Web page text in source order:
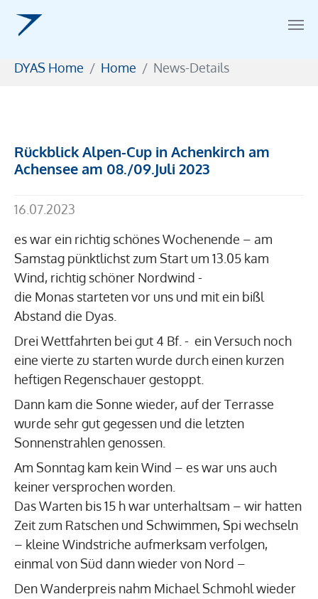
DYAS Home Home News-Details
Rückblick Alpen-Cup in Achenkirch am
Achensee am 08./09.Juli 2023
16.07.2023
es war ein richtig schönes Wochenende – am
Samstag pünktlichst zum Start um 13.05 kam
Wind, richtig schöner Nordwind -
die Monas starteten vor uns und mit ein bißl
Abstand die Dyas.
Drei Wettfahrten bei gut 4 Bf. - ein Versuch noch
eine vierte zu starten wurde durch einen kurzen
heftigen Regenschauer gestoppt.
Dann kam die Sonne wieder, auf der Terrasse
wurde sehr gut gegessen und die letzten
Sonnenstrahlen genossen.
Am Sonntag kam kein Wind – es war uns auch
keiner versprochen worden.
Das Warten bis 15 h war unterhaltsam – wir hatten
Zeit zum Ratschen und Schwimmen, Spi wechseln
– kleine Windstriche aufmerksam verfolgen,
einmal von Süd dann wieder von Nord –
Den Wanderpreis nahm Michael Schmohl wieder